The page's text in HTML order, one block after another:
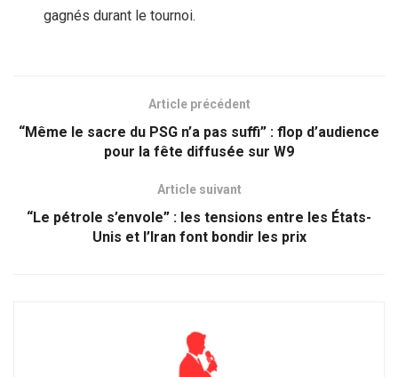
gagnés durant le tournoi.
Article précédent
“Même le sacre du PSG n’a pas suffi” : flop d’audience
pour la fête diffusée sur W9
Article suivant
“Le pétrole s’envole” : les tensions entre les États-
Unis et l’Iran font bondir les prix